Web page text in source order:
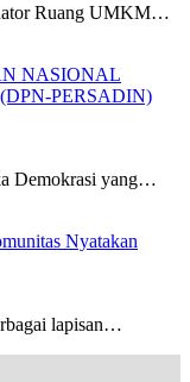
Ruang UMKM…
NASIONAL
PERSADIN)
Demokrasi yang…
Nyatakan
lapisan…